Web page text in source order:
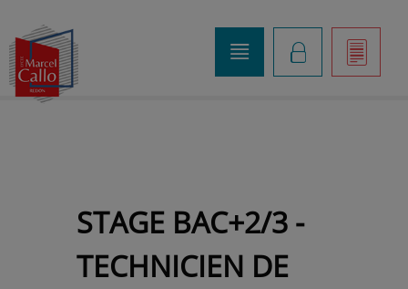
]
K
o
STAGE BAC+2/3 -
TECHNICIEN DE